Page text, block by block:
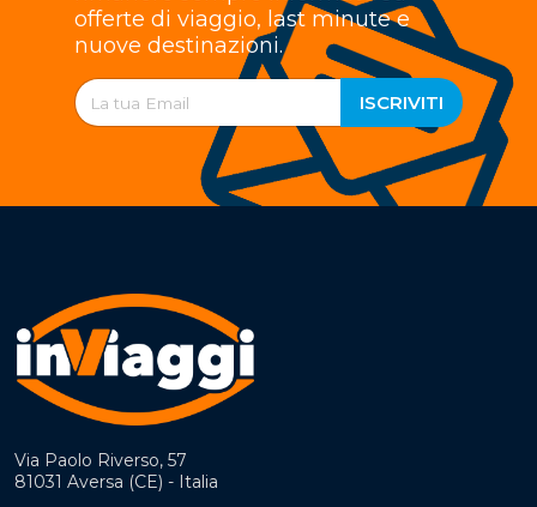
offerte di viaggio, last minute e
nuove destinazioni.
ISCRIVITI
Via Paolo Riverso, 57
81031 Aversa (CE) - Italia